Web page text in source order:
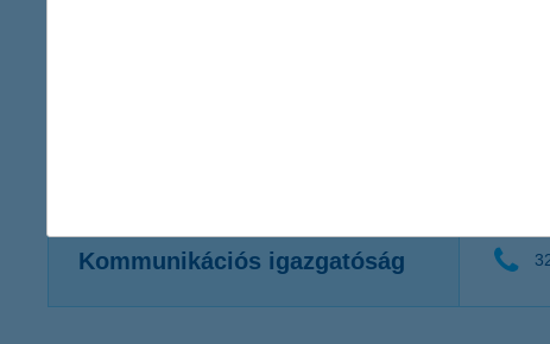
Kommunikációs igazgatóság